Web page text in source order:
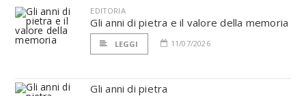
EDITORIA
Gli anni di pietra e il valore della memoria
LEGGI 11/07/2026
Gli anni di pietra